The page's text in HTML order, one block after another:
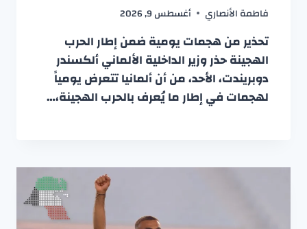
فاطمة الأنصاري أغسطس 9, 2026
تحذير من هجمات يومية ضمن إطار الحرب
الهجينة حذر وزير الداخلية الألماني ألكسندر
دوبريندت، الأحد، من أن ألمانيا تتعرض يومياً
لهجمات في إطار ما يُعرف بالحرب الهجينة،…